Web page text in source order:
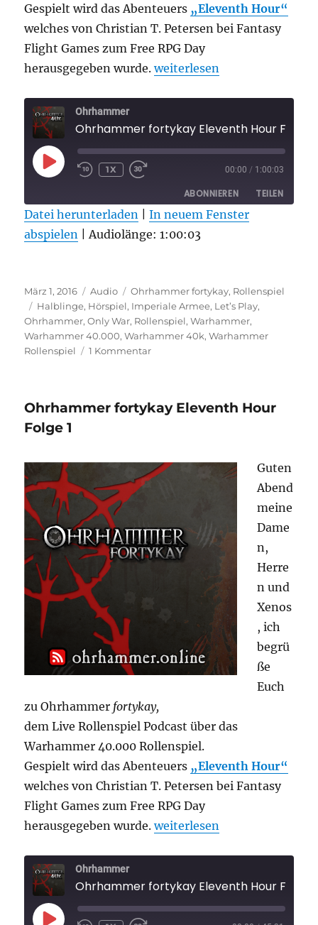
Gespielt wird das Abenteuers „Eleventh Hour“
welches von Christian T. Petersen bei Fantasy
Flight Games zum Free RPG Day
herausgegeben wurde.„Ohrhammer fortykay
weiterlesen
Ohrhammer
Ohrhammer fortykay Eleventh Hour Folge
PLAY
EPISODE
1X 00:00 / 1:00:03
ABONNIEREN TEILEN
RSS FEED
TEILEN
EMBED
Datei herunterladen |In neuem Fenster
abspielen |Audiolänge: 1:00:03
Veröffentlicht
am
März 1, 2016 Format
Audio Kategorien
Ohrhammer fortykay, Rollenspiel
Schlagwörter
Halblinge, Hörspiel, Imperiale Armee, Let’s Play,
Ohrhammer,Only War, Rollenspiel,Warhammer,
Warhammer 40.000,Warhammer 40k,Warhammer
Rollenspiel
1 Kommentarzu
Hour
Ohrhammer fortykay Eleventh Hour
Folge 1
Guten
Abend
meine
Dame
n,
Herre
n und
Xenos
, ich
begrü
ße
Euch
zu Ohrhammer fortykay,
dem Live Rollenspiel Podcast über das
Warhammer 40.000 Rollenspiel.
Gespielt wird das Abenteuers „Eleventh Hour“
welches von Christian T. Petersen bei Fantasy
Flight Games zum Free RPG Day
herausgegeben wurde.„Ohrhammer fortykay
weiterlesen
Ohrhammer
Ohrhammer fortykay Eleventh Hour Folge 1